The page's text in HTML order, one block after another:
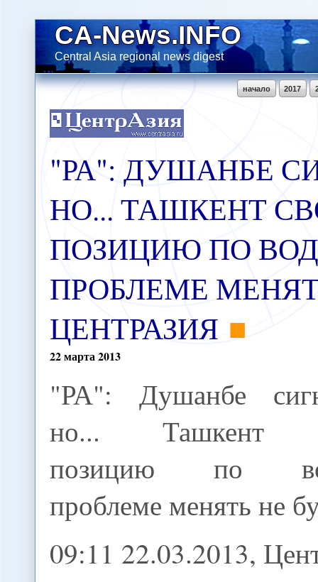
CA-News.INFO
Central Asia regional news digest
2017
начало
"РА": ДУШАНБЕ
НО... ТАШКЕНТ
ПОЗИЦИЮ ПО
ПРОБЛЕМЕ
ЦЕНТРАЗИЯ
22марта2013
"РА": Душанбе
но... Ташкент
позицию по
проблеме менять не
09:11 22.03.2013,